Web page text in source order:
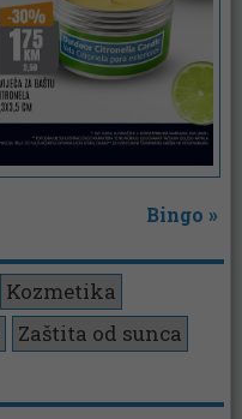
Bingo »
Kozmetika
Zaštita od sunca